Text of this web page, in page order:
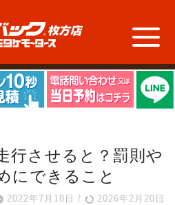
行させると？罰則や
にできること
2022年7月18日 / 2026年2月20日